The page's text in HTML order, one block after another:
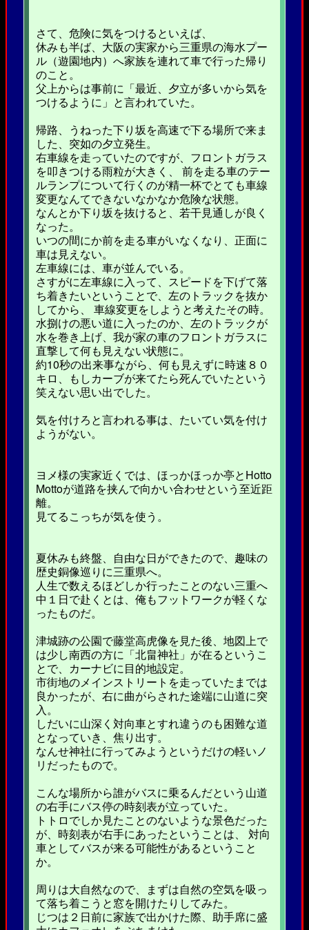
さて、危険に気をつけるといえば、
休みも半ば、大阪の実家から三重県の海水プー
ル（遊園地内）へ家族を連れて車で行った帰り
のこと。
父上からは事前に「最近、夕立が多いから気を
つけるように」と言われていた。
帰路、うねった下り坂を高速で下る場所で来ま
した、突如の夕立発生。
右車線を走っていたのですが、フロントガラス
を叩きつける雨粒が大きく、 前を走る車のテー
ルランプについて行くのが精一杯でとても車線
変更なんてできないなかなか危険な状態。
なんとか下り坂を抜けると、若干見通しが良く
なった。
いつの間にか前を走る車がいなくなり、正面に
車は見えない。
左車線には、車が並んでいる。
さすがに左車線に入って、スピードを下げて落
ち着きたいということで、左のトラックを抜か
してから、 車線変更をしようと考えたその時。
水捌けの悪い道に入ったのか、左のトラックが
水を巻き上げ、我が家の車のフロントガラスに
直撃して何も見えない状態に。
約10秒の出来事ながら、何も見えずに時速８０
キロ、もしカーブが来てたら死んでいたという
笑えない思い出でした。
気を付けろと言われる事は、たいてい気を付け
ようがない。
ヨメ様の実家近くでは、ほっかほっか亭とHotto
Mottoが道路を挟んで向かい合わせという至近距
離。
見てるこっちが気を使う。
夏休みも終盤、自由な日ができたので、趣味の
歴史銅像巡りに三重県へ。
人生で数えるほどしか行ったことのない三重へ
中１日で赴くとは、俺もフットワークが軽くな
ったものだ。
津城跡の公園で藤堂高虎像を見た後、地図上で
は少し南西の方に「北畠神社」が在るというこ
とで、カーナビに目的地設定。
市街地のメインストリートを走っていたまでは
良かったが、右に曲がらされた途端に山道に突
入。
しだいに山深く対向車とすれ違うのも困難な道
となっていき、焦り出す。
なんせ神社に行ってみようというだけの軽いノ
リだったもので。
こんな場所から誰がバスに乗るんだという山道
の右手にバス停の時刻表が立っていた。
トトロでしか見たことのないような景色だった
が、時刻表が右手にあったということは、 対向
車としてバスが来る可能性があるということ
か。
周りは大自然なので、まずは自然の空気を吸っ
て落ち着こうと窓を開けたりしてみた。
じつは２日前に家族で出かけた際、助手席に盛